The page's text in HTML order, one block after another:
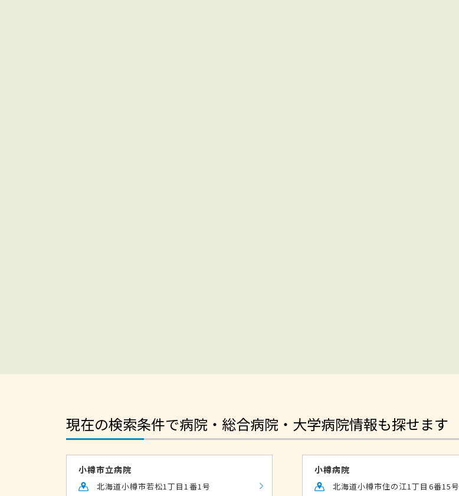
現在の検索条件で病院・総合病院・大学病院情報も探せます
小樽市立病院
北海道小樽市若松1丁目1番1号
小樽病院
北海道小樽市住の江1丁目6番15号